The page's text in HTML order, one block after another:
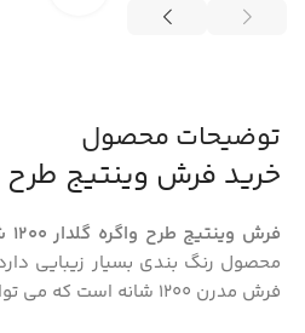
توضیحات محصول
خرید فرش وینتیج طرح واگره گلدار
فرش وینتیج طرح واگره گلدار 1200 شانه کد 300631
محصول رنگ بندی بسیار زیبایی
فرش مدرن 1200 شانه است که می توانید با بهترین قیمت از